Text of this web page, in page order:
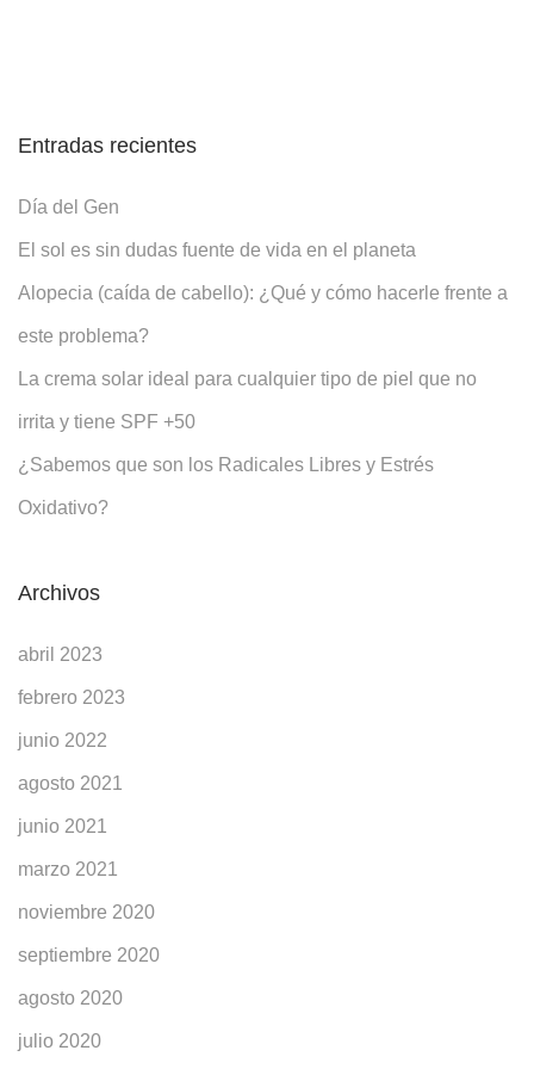
Entradas recientes
Día del Gen
El sol es sin dudas fuente de vida en el planeta
Alopecia (caída de cabello): ¿Qué y cómo hacerle frente a
este problema?
La crema solar ideal para cualquier tipo de piel que no
irrita y tiene SPF +50
¿Sabemos que son los Radicales Libres y Estrés
Oxidativo?
Archivos
abril 2023
febrero 2023
junio 2022
agosto 2021
junio 2021
marzo 2021
noviembre 2020
septiembre 2020
agosto 2020
julio 2020